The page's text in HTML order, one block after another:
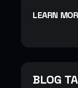
LEARN
BLOG